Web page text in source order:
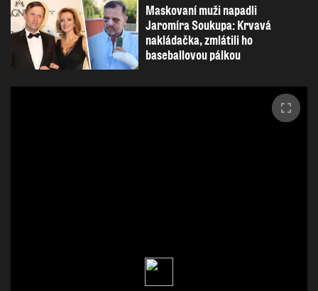
Maskovaní muži napadli
Jaromíra Soukupa: Krvavá
nakládačka, zmlátili ho
baseballovou pálkou